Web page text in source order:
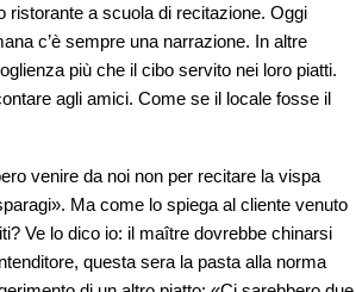
ristorante a scuola di recitazione. Oggi
c’è sempre una narrazione. In altre
più che il cibo servito nei loro piatti.
agli amici. Come se il locale fosse il
venire da noi non per recitare la vispa
Ma come lo spiega al cliente venuto
Ve lo dico io: il maître dovrebbe chinarsi
questa sera la pasta alla norma